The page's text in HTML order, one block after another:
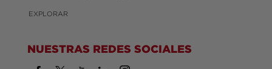
EXPLORAR
NUESTRAS REDES SOCIALES